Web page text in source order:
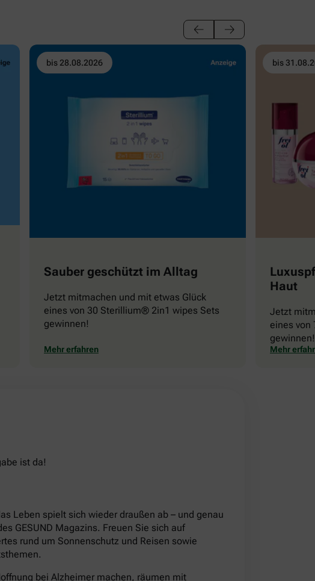
bis 28.08.2026
Sauber geschützt im Alltag
Jetzt mitmachen und mit etwas Glück
eines von 30 Sterillium® 2in1 wipes Sets
gewinnen!
Mehr erfahren
bis
Haut
Jetzt
eines von
gewinnen!
Mehr
ist da!
Leben spielt sich wieder draußen ab – und genau
GESUND Magazins. Freuen Sie sich auf
rund um Sonnenschutz und Reisen sowie
bei Alzheimer machen, räumen mit